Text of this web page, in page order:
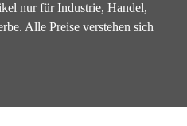
nur für Industrie, Handel,
Alle Preise verstehen sich